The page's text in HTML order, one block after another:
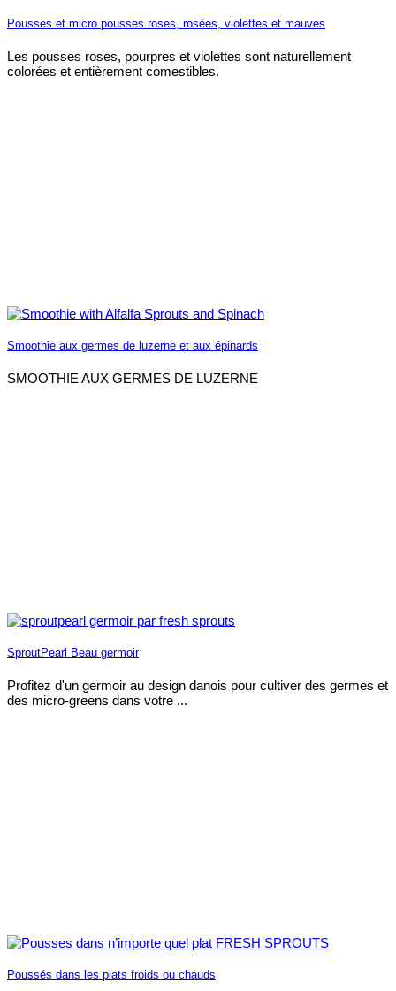
Pousses et micro pousses roses, rosées, violettes et mauves
Les pousses roses, pourpres et violettes sont naturellement
colorées et entièrement comestibles.
Smoothie aux germes de luzerne et aux épinards
SMOOTHIE AUX GERMES DE LUZERNE
SproutPearl Beau germoir
Profitez d'un germoir au design danois pour cultiver des germes et
des micro-greens dans votre ...
Poussés dans les plats froids ou chauds